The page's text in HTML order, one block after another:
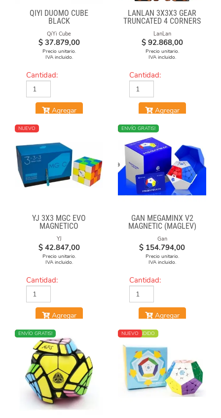
QIYI DUOMO CUBE
BLACK
QiYi Cube
$ 37.879,00
Precio unitario.
IVA incluido.
Cantidad:
Agregar
LANLAN 3X3X3 GEAR
TRUNCATED 4 CORNERS
LanLan
$ 92.868,00
Precio unitario.
IVA incluido.
Cantidad:
Agregar
NUEVO
YJ 3X3 MGC EVO
MAGNETICO
YJ
$ 42.847,00
Precio unitario.
IVA incluido.
Cantidad:
Agregar
NUEVO
ENVÍO GRATIS!
GAN MEGAMINX V2
MAGNETIC (MAGLEV)
Gan
$ 154.794,00
Precio unitario.
IVA incluido.
Cantidad:
Agregar
NUEVO
ENVÍO GRATIS! MÁS VENDIDO
NUEVO